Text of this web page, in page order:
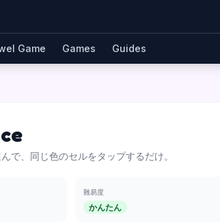
Game Games Guides
で、同じ色のセルをタップするだけ。
難易度
かんたん